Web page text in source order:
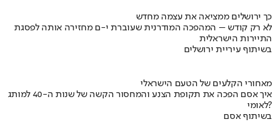
כך ירושלים ממציאה את עצמה מחדש
לא רק קודש – המהפכה המודרנית שעוברת י-ם מחזירה אותה לפסגת
התיירות הישראלית
בשיתוף עיריית ירושלים
מאחורי הקלעים של הטעם הישראלי
איך אסם הפכה את תקופת הצנע והמחסור הקשה של שנות ה-40 למותג
לאומי?
בשיתוף אסם